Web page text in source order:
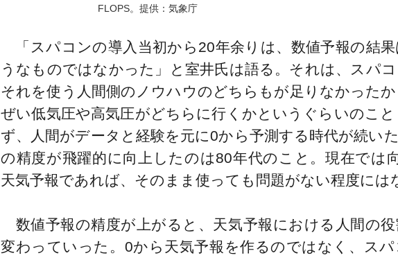
FLOPS。提供：気象庁
「スパコンの導入当初から20年余りは、数値予報の結果
うなものではなかった」と室井氏は語る。それは、スパ
それを使う人間側のノウハウのどちらもが足りなかった
ぜい低気圧や高気圧がどちらに行くかというぐらいのこ
ず、人間がデータと経験を元に0から予測する時代が続い
の精度が飛躍的に向上したのは80年代のこと。現在では
天気予報であれば、そのまま使っても問題がない程度には
数値予報の精度が上がると、天気予報における人間の役
変わっていった。0から天気予報を作るのではなく、スパ